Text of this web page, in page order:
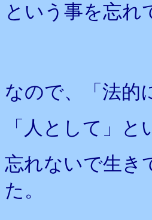
という事を忘れ
なので、「法的
「人として」
忘れないで生き
た。